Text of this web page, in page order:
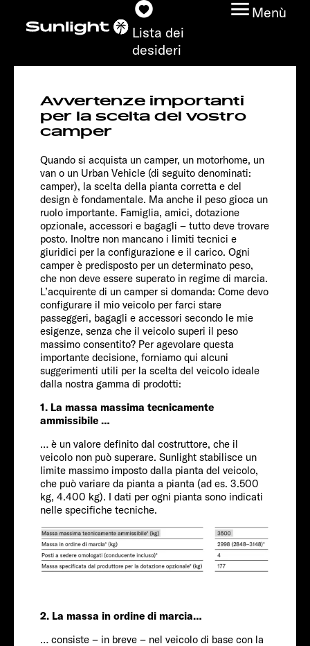
Lista dei
desideri
Menù
Modelli
Configuratore
Trovate il vostro
Sunlight
Ricerca concessionari
Scoprire
Servizi
Avvertenze importanti
per la scelta del vostro
camper
Quando si acquista un camper, un motorhome, un
van o un Urban Vehicle (di seguito denominati:
camper), la scelta della pianta corretta e del
design è fondamentale. Ma anche il peso gioca un
ruolo importante. Famiglia, amici, dotazione
opzionale, accessori e bagagli – tutto deve trovare
posto. Inoltre non mancano i limiti tecnici e
giuridici per la configurazione e il carico. Ogni
camper è predisposto per un determinato peso,
che non deve essere superato in regime di marcia.
L’acquirente di un camper si domanda: Come devo
configurare il mio veicolo per farci stare
passeggeri, bagagli e accessori secondo le mie
esigenze, senza che il veicolo superi il peso
massimo consentito? Per agevolare questa
importante decisione, forniamo qui alcuni
suggerimenti utili per la scelta del veicolo ideale
dalla nostra gamma di prodotti:
1. La massa massima tecnicamente
ammissibile …
… è un valore definito dal costruttore, che il
veicolo non può superare. Sunlight stabilisce un
limite massimo imposto dalla pianta del veicolo,
che può variare da pianta a pianta (ad es. 3.500
kg, 4.400 kg). I dati per ogni pianta sono indicati
nelle specifiche tecniche.
2. La massa in ordine di marcia…
… consiste – in breve – nel veicolo di base con la
T 690 LAdventure
Chassis
Prezzo a partire da
da € 66.790 Info
Passeggeri
4-5
Dimensioni